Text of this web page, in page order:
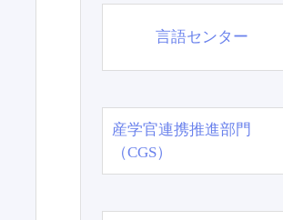
言語センター
産学官連携推進部門
（CGS）